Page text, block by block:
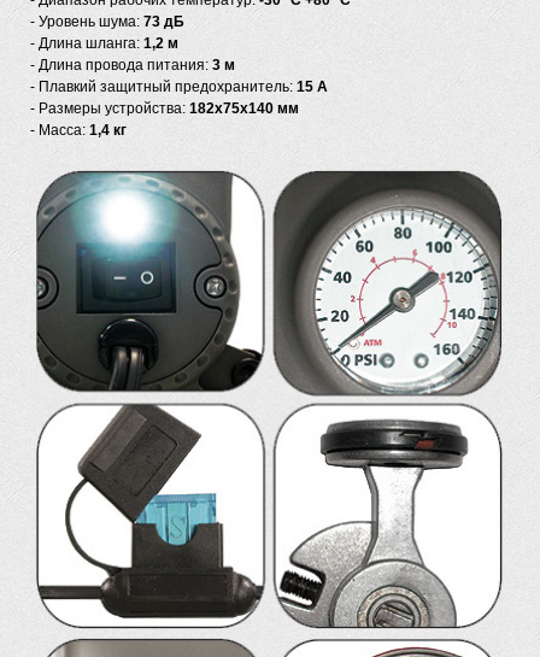
- Уровень шума: 73 дБ
- Длина шланга: 1,2 м
- Длина провода питания: 3 м
- Плавкий защитный предохранитель: 15 A
- Размеры устройства: 182x75x140 мм
- Масса: 1,4 кг